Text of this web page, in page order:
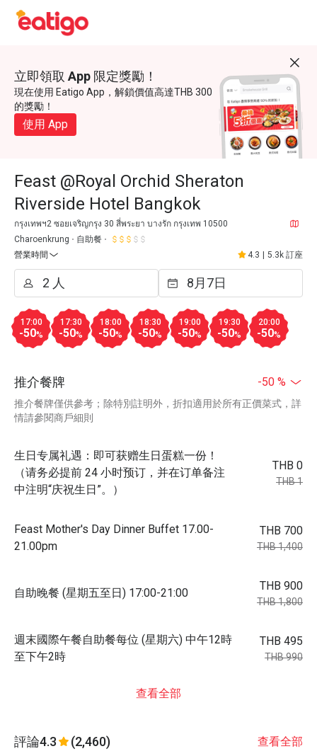
立即領取 App 限定獎勵！
現在使用 Eatigo App，解鎖價值高達THB 300
的獎勵！
使用 App
Feast @Royal Orchid Sheraton
Riverside Hotel Bangkok
กรุงเทพฯ2 ซอยเจริญกรุง 30 สี่พระยา บางรัก กรุงเทพ 10500
Charoenkrung
自助餐
營業時間
4.3 5.3k 訂座
17:00
-50%
17:30
-50%
18:00
-50%
18:30
-50%
19:00
-50%
19:30
-50%
20:00
-50%
推介餐牌 -50 %
推介餐牌僅供參考；除特別註明外，折扣適用於所有正價菜式，詳
情請參閱商戶細則
生日专属礼遇：即可获赠生日蛋糕一份！
（请务必提前 24 小时预订，并在订单备注
中注明“庆祝生日”。）
THB 0
THB 1
Feast Mother's Day Dinner Buffet 17.00-
21.00pm
THB 700
THB 1,400
自助晚餐 (星期五至日) 17:00-21:00
THB 900
THB 1,800
週末國際午餐自助餐每位 (星期六) 中午12時
至下午2時
THB 495
THB 990
查看全部
評論4.3 (2,460) 查看全部